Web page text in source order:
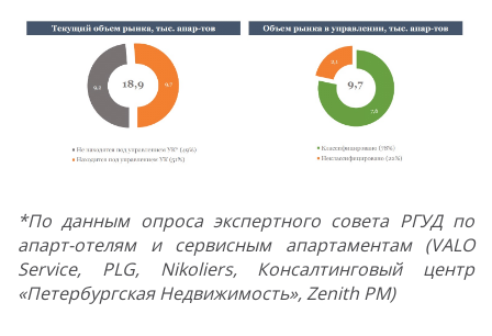
*По данным опроса экспертного совета РГУД по
апарт-отелям и сервисным апартаментам (VALO
Service, PLG, Nikoliers, Консалтинговый центр
«Петербургская Недвижимость», Zenith PM)